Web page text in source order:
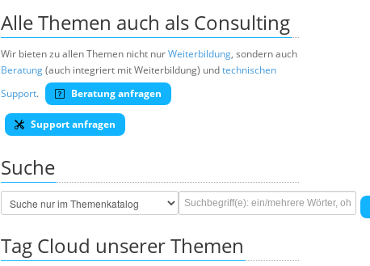
Alle Themen auch als Consulting
Wir bieten zu allen Themen nicht nurWeiterbildung, sondern auch
Beratung(auch integriert mit Weiterbildung) undtechnischen
Support. Beratung anfragen
Support anfragen
Suche
Tag Cloud unserer Themen